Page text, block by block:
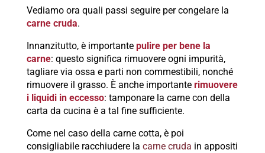
Vediamo ora quali passi seguire per congelare la
carne cruda.
Innanzitutto, è importantepulire per bene la
carne: questo significa rimuovere ogni impurità,
tagliare via ossa e parti non commestibili, nonché
rimuovere il grasso. È anche importanterimuovere
i liquidi in eccesso: tamponare la carne con della
carta da cucina è a tal fine sufficiente.
Come nel caso della carne cotta, è poi
consigliabile racchiudere la carne cruda in appositi